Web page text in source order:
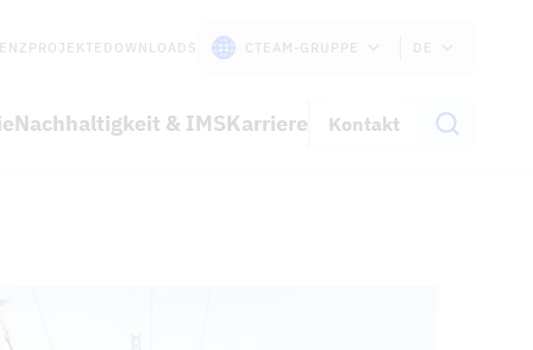
Nachhaltigkeit & IMSKarriere Kontakt
DOWNLOADS CTEAM-GRUPPE DE